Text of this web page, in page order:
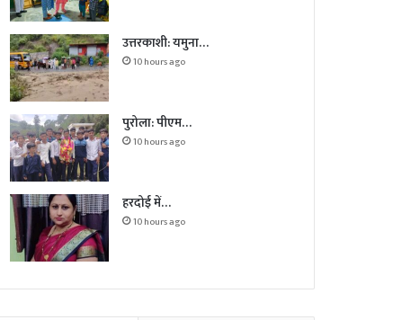
उत्तरकाशी: यमुना…
10 hours ago
पुरोला: पीएम…
10 hours ago
हरदोई में…
10 hours ago